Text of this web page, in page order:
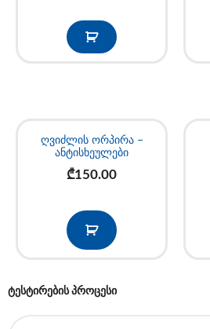
ღვიძლის ორპირა –
ანტისხეულები
₾150.00
ტესტირების პროცესი